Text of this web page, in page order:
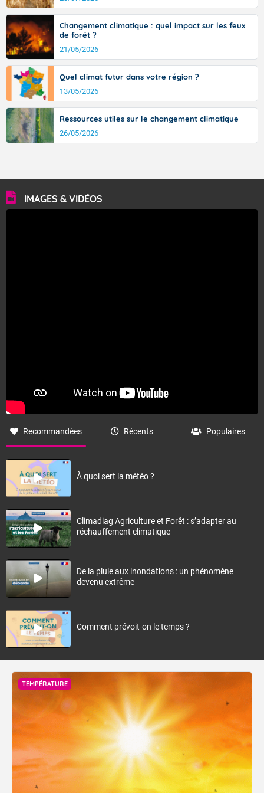
Fermer
Changement climatique : quel impact sur les feux
de forêt ?
21/05/2026
Quel climat futur dans votre région ?
13/05/2026
Ressources utiles sur le changement climatique
26/05/2026
IMAGES & VIDÉOS
Recommandées Récents Populaires
À quoi sert la météo ?
Climadiag Agriculture et Forêt : s’adapter au
réchauffement climatique
De la pluie aux inondations : un phénomène
devenu extrême
Comment prévoit-on le temps ?
TEMPÉRATURE